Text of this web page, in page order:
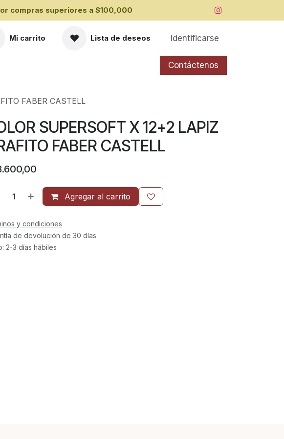
compras superiores a ​$100,000
Mi carrito Lista de deseos Identificarse
Contáctenos
FABER CASTELL
SUPERSOFT X 12+2 LAPIZ
FABER CASTELL
Agregar al carrito
y condiciones
de devolución de 30 días
2-3 días hábiles